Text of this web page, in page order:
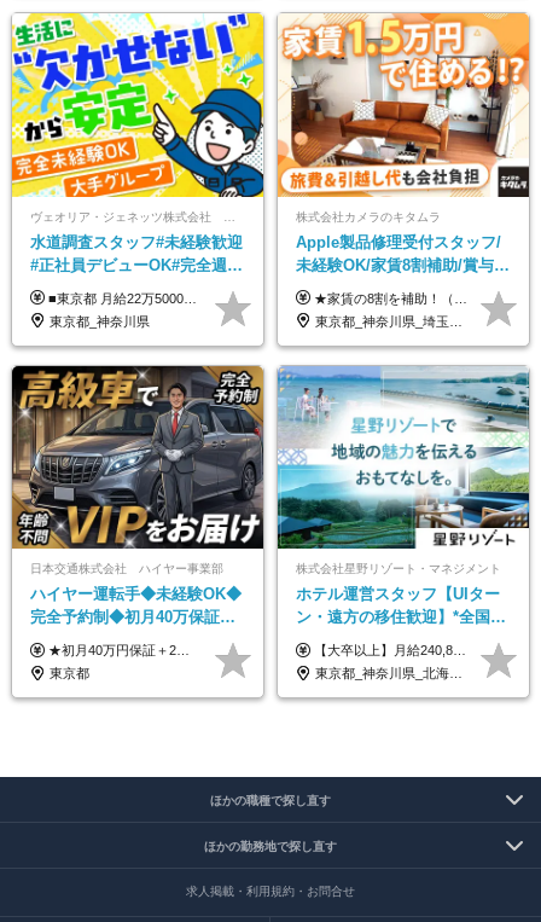
水道調査スタッフ#未経験歓迎
#正社員デビューOK#完全週休
2日制#年休125日#資格取得支
援有#社員数千人以上
■東京都 月給22万5000円（東京地域手当3万円含）～25万円＋残業代全額支給＋各種手当 ■神奈川県 月給19万5000円～24万円＋残業代全額支給＋各種手当 ※年齢・経験を考慮し決定 ※試用期間3ヶ月（期間中の給与・待遇に差異はありません） ◆通勤手当あり（全額支給） ◆昇給年1回、賞与年2回。世界最大級の環境企業グループならではの安定した給与体系です。
東京都_神奈川県
株式会社カメラのキタムラ
Apple製品修理受付スタッフ/
未経験OK/家賃8割補助/賞与年
2回/残業月平均4.7h/最大7連休
OK
★家賃の8割を補助！（限度額は地域により異なる） ※転勤による引っ越しが発生する場合 ＝＝＝＝＝＝＝＝＝＝＝＝＝＝＝＝＝＝＝＝＝＝＝ 例えば、家賃7.5万円なら6万円は会社で負担。 あなたが支払うのは、たったの1.5万円です！ 年間では自己負担額が約72万ほどお得になります！ ＝＝＝＝＝＝＝＝＝＝＝＝＝＝＝＝＝＝＝＝＝＝＝ 月給22万8,700円～26万3,100円＋賞与年2回（初回の支給は当社規定による）＋残業手当 ＜実際の給与例＞ *24歳:月給23万4,700円＋賞与年2回（初回の支給は当社規定による）＋残業手当＋諸手当 ※上記はあくまで参考月給です。ご経歴・年齢を考慮し、当社規定により決定します ※評価により昇給あり ※残業代は別途支給あり ※試用期間2ヶ月あり（期間中の給与・待遇に差異はありません） 【実在する社員の年収モデル】 年収530万円（30歳） 年収820万円（40歳） 【入社時の想定年収】 330万円～900万円
東京都_神奈川県_埼玉県_千葉県_大阪府_愛知県_北海道_岩手県_宮城県_秋田県_福島県_茨城県_栃木県_富山県_石川県_福井県_静岡県_岐阜県_三重県_兵庫県_京都府_滋賀県_奈良県_広島県_岡山県_徳島県_香川県_愛媛県_高知県_福岡県_熊本県_佐賀県_長崎県_大分県_宮崎県_沖縄県
日本交通株式会社 ハイヤー事業部
ハイヤー運転手◆未経験OK◆
完全予約制◆初月40万保証◆
平均年収600万◆約4ヶ月研修
あり◆運転は1日4hほど
★初月40万円保証＋2～6ヶ月目35万円保証 ★平均年収600万円 月給236,000円（一律手当含む）＋運転手当（運転した時間に応じて支給）＋残業代＋賞与年2回 ※基礎研修期間（10日間）は日給1万円を支給します ※試用期間中（3ヶ月）の給与・待遇に差異はありません ※残業代は全額支給します
東京都
株式会社星野リゾート・マネジメント
ホテル運営スタッフ【UIター
ン・遠方の移住歓迎】*全国募
集*週休3日/年休161日可*未経
験OK*新規開業あり
【大卒以上】月給240,800円以上+賞与2回+各種手当 【短大・専門学校卒】月給204,400円以上+賞与2回+各種手当 【上記以外】月給187,000円以上+賞与2回+各種手当 ※経験、資格、能力等を考慮の上、決定いたします ※残業代全額支給 ※試用期間3ヶ月（条件変更なし）
東京都_神奈川県_北海道_青森県_山形県_福島県_栃木県_群馬県_山梨県_長野県_石川県_静岡県_岐阜県_京都府_広島県_島根県_山口県_高知県_長崎県_大分県_鹿児島県_沖縄県
ほかの職種で探し直す
ほかの勤務地で探し直す
求人掲載・利用規約・お問合せ